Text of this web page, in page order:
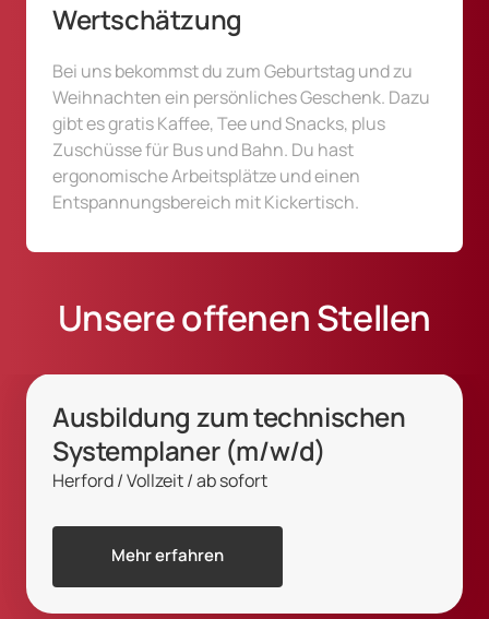
Wertschätzung
Bei uns bekommst du zum Geburtstag und zu
Weihnachten ein persönliches Geschenk. Dazu
gibt es gratis Kaffee, Tee und Snacks, plus
Zuschüsse für Bus und Bahn. Du hast
ergonomische Arbeitsplätze und einen
Entspannungsbereich mit Kickertisch.
Unsere offenen Stellen
Ausbildung zum technischen
Systemplaner (m/w/d)
Herford / Vollzeit / ab sofort
Mehr erfahren